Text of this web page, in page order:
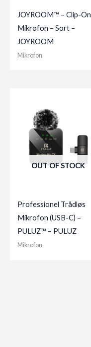
JOYROOM™ – Clip-On
Mikrofon – Sort –
JOYROOM
Mikrofon
OUT OF STOCK
Professionel Trådløs
Mikrofon (USB-C) –
PULUZ™ – PULUZ
Mikrofon